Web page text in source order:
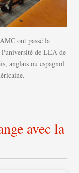
ont passé la
l'université de LEA de
anglais ou espagnol
avec la